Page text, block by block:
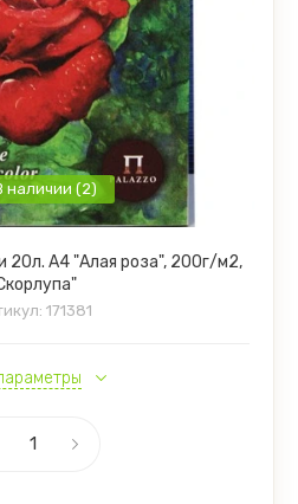
наличии (2)
20л. А4 "Алая роза", 200г/м2,
171381